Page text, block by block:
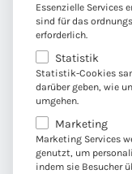
Über die
Die Wüstenrot
(W&W) zählt
Millionen
vereint sie die
Versichern
Essenzielle Services
sind für das
erforderlich.
Statistik
Statistik-Cookies
darüber geben, wie
umgehen.
Marketing
Marketing Services
genutzt, um
indem sie Besucher